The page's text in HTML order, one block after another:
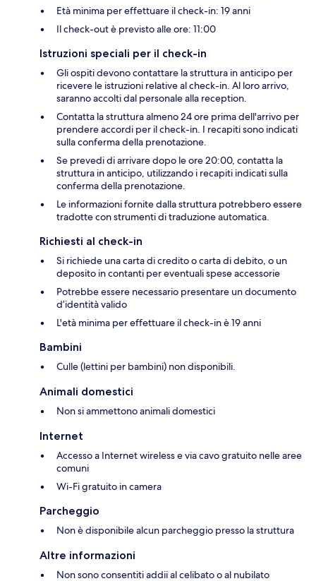
Età minima per effettuare il check-in: 19 anni
Il check-out è previsto alle ore: 11:00
Istruzioni speciali per il check-in
Gli ospiti devono contattare la struttura in anticipo per
ricevere le istruzioni relative al check-in. Al loro arrivo,
saranno accolti dal personale alla reception.
Contatta la struttura almeno 24 ore prima dell'arrivo per
prendere accordi per il check-in. I recapiti sono indicati
sulla conferma della prenotazione.
Se prevedi di arrivare dopo le ore 20:00, contatta la
struttura in anticipo, utilizzando i recapiti indicati sulla
conferma della prenotazione.
Le informazioni fornite dalla struttura potrebbero essere
tradotte con strumenti di traduzione automatica.
Richiesti al check-in
Si richiede una carta di credito o carta di debito, o un
deposito in contanti per eventuali spese accessorie
Potrebbe essere necessario presentare un documento
d’identità valido
L'età minima per effettuare il check-in è 19 anni
Bambini
Culle (lettini per bambini) non disponibili.
Animali domestici
Non si ammettono animali domestici
Internet
Accesso a Internet wireless e via cavo gratuito nelle aree
comuni
Wi-Fi gratuito in camera
Parcheggio
Non è disponibile alcun parcheggio presso la struttura
Altre informazioni
Non sono consentiti addii al celibato o al nubilato